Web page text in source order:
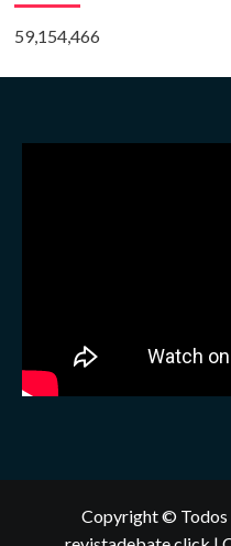
59,154,466
Copyright © Todos